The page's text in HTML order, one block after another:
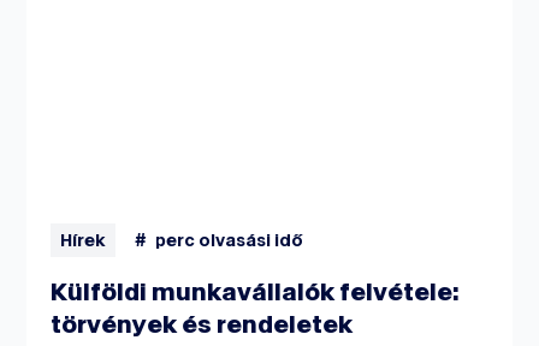
Hírek # perc olvasási idő
Külföldi munkavállalók felvétele:
törvények és rendeletek